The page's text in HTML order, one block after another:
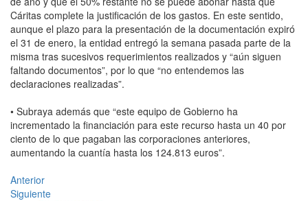
Cáritas complete la justificación de los gastos. En este sentido,
aunque el plazo para la presentación de la documentación expiró
el 31 de enero, la entidad entregó la semana pasada parte de la
misma tras sucesivos requerimientos realizados y “aún siguen
faltando documentos”, por lo que “no entendemos las
declaraciones realizadas”.
• Subraya además que “este equipo de Gobierno ha
incrementado la financiación para este recurso hasta un 40 por
ciento de lo que pagaban las corporaciones anteriores,
aumentando la cuantía hasta los 124.813 euros”.
Anterior
Siguiente